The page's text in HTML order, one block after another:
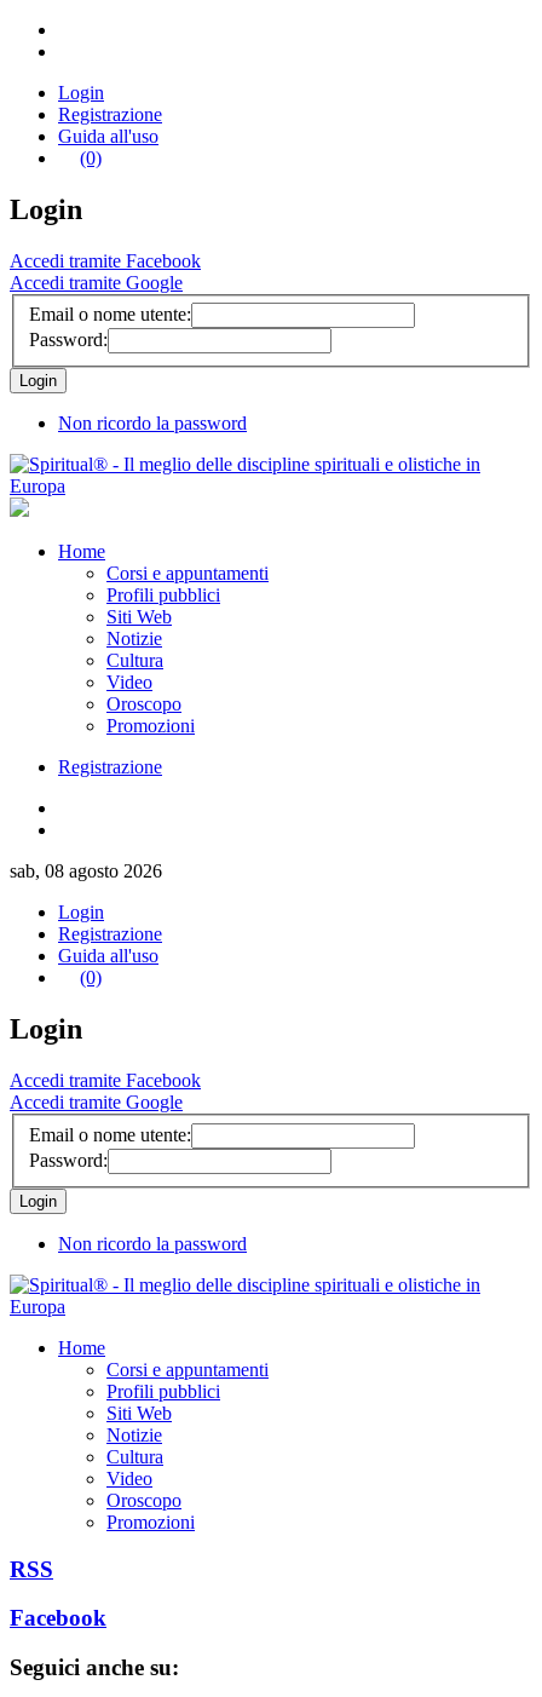
Login
Registrazione
Guida all'uso
(0)
Login
Accedi tramite Facebook
Accedi tramite Google
Email o nome utente:
Password:
Non ricordo la password
Home
Corsi e appuntamenti
Profili pubblici
Siti Web
Notizie
Cultura
Video
Oroscopo
Promozioni
Registrazione
sab, 08 agosto 2026
Login
Registrazione
Guida all'uso
(0)
Login
Accedi tramite Facebook
Accedi tramite Google
Email o nome utente:
Password:
Non ricordo la password
Home
Corsi e appuntamenti
Profili pubblici
Siti Web
Notizie
Cultura
Video
Oroscopo
Promozioni
RSS
Facebook
Seguici anche su: